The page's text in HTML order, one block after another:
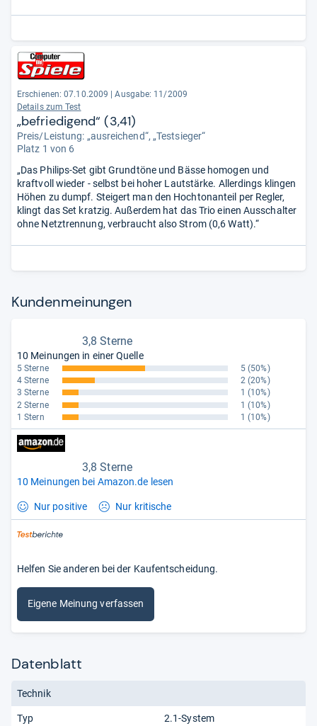
Erschienen: 07.10.2009
Ausgabe: 11/2009
Details zum Test
„befriedigend“ (3,41)
Preis/Leistung: „ausreichend“, „Testsieger“
Platz 1 von 6
„Das Philips-Set gibt Grundtöne und Bässe homogen und
kraftvoll wieder - selbst bei hoher Lautstärke. Allerdings klingen
Höhen zu dumpf. Steigert man den Hochtonanteil per Regler,
klingt das Set kratzig. Außerdem hat das Trio einen Ausschalter
ohne Netztrennung, verbraucht also Strom (0,6 Watt).“
Kun­den­mei­nun­gen
3,8 Sterne
10 Meinungen in einer Quelle
5 Sterne 5 (50%)
4 Sterne
2 (20%)
3 Sterne
1 (10%)
2 Sterne
1 (10%)
1 Stern
1 (10%)
3,8 Sterne
10 Meinungen bei Amazon.de lesen
Nur positive Nur kritische
Helfen Sie anderen bei der Kaufentscheidung.
Eigene Meinung verfassen
Datenblatt
Technik
Typ 2.1-System